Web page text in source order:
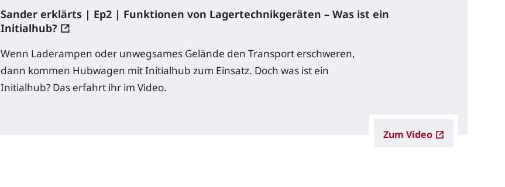
Sander erklärts | Ep2 | Funktionen von Lagertechnikgeräten – Was ist ein
Initialhub?
Wenn Laderampen oder unwegsames Gelände den Transport erschweren,
dann kommen Hubwagen mit Initialhub zum Einsatz. Doch was ist ein
Initialhub? Das erfahrt ihr im Video.
Zum Video